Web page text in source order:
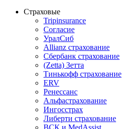
Страховые
Tripinsurance
Согласие
УралСиб
Allianz страхование
Сбербанк страхование
(Zetta) Зетта
Тинькофф страхование
ERV
Ренессанс
Альфастрахование
Ингосстрах
Либерти страхование